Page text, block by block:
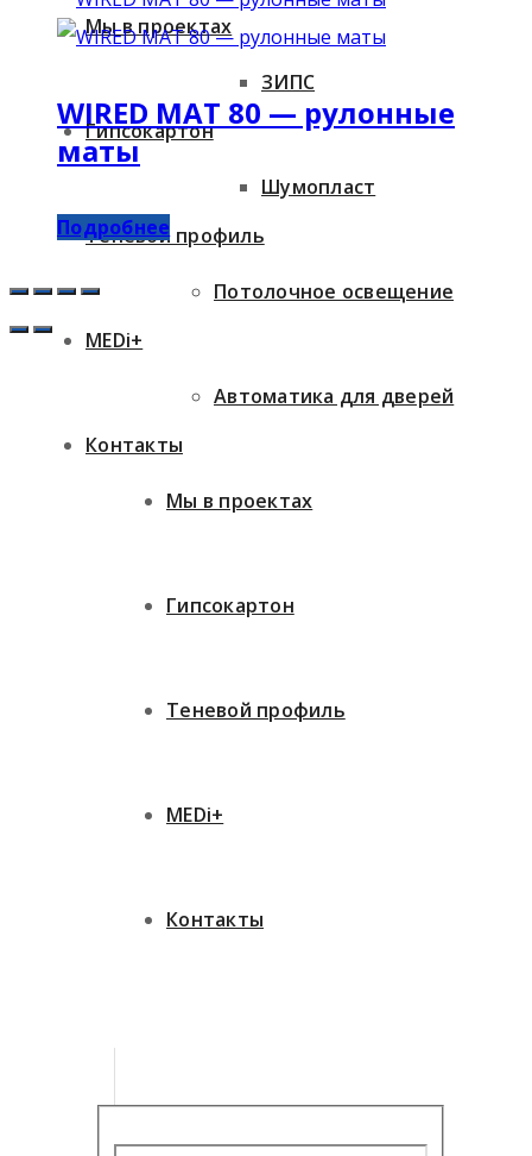
Мы в проектах
Гипсокартон
Теневой профиль
MEDi+
Контакты
ЗИПС
Шумопласт
Потолочное освещение
Автоматика для дверей
Мы в проектах
Гипсокартон
Теневой профиль
MEDi+
Контакты
WIRED MAT 80 — рулонные
маты
Подробнее